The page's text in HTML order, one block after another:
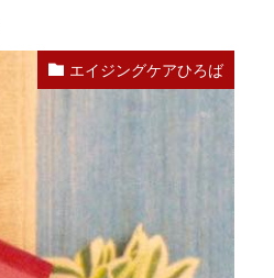
エイジングケアひろば